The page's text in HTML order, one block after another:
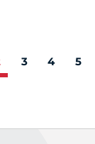
3 4 5